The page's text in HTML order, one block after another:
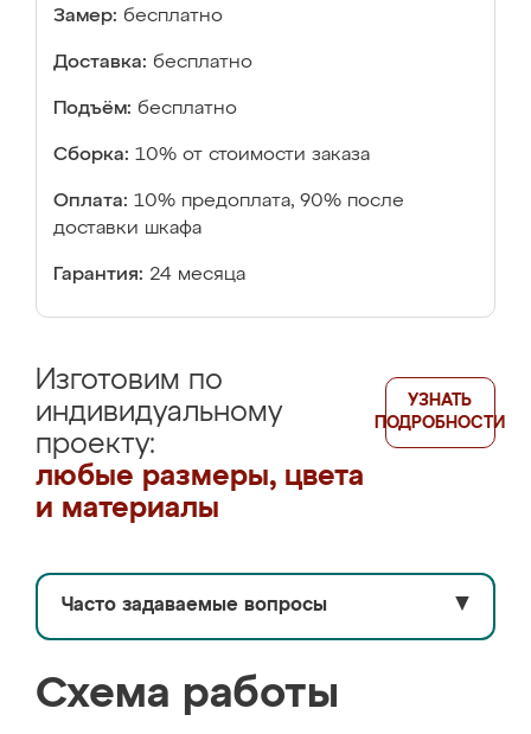
Замер: бесплатно
Доставка: бесплатно
Подъём: бесплатно
Сборка: 10% от стоимости заказа
Оплата: 10% предоплата, 90% после
доставки шкафа
Гарантия: 24 месяца
Изготовим по
индивидуальному
проекту:
любые размеры, цвета
и материалы
УЗНАТЬ
ПОДРОБНОСТИ
Часто задаваемые вопросы ▼
Схема работы